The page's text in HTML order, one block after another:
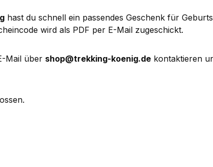
hast du schnell ein passendes Geschenk für
wird als PDF per E-Mail zugeschickt.
Mail über shop@trekking-koenig.de kontaktieren